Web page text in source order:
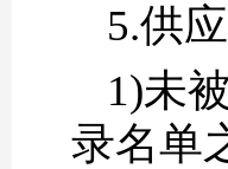
5.供
1)未
录名单